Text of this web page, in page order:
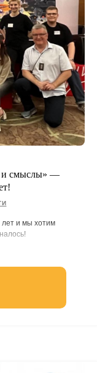
и смыслы» —
лет и мы хотим